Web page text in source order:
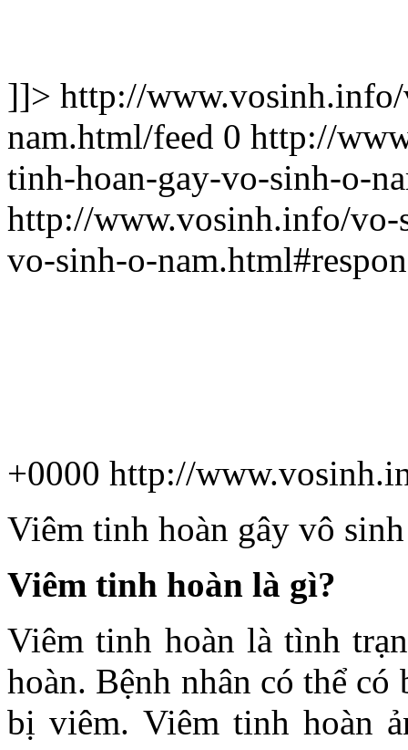
]]> http://
nam.html/feed 0 http://
tinh-hoan-gay-vo-sinh-o-
http://www.vosinh.info/vo-
vo-sinh-o-
+0000 http://
Viêm tinh hoàn gây vô
Viêm tinh hoàn là gì?
Viêm tinh hoàn là tình
hoàn. Bệnh nhân có thể
bị viêm. Viêm tinh hoàn